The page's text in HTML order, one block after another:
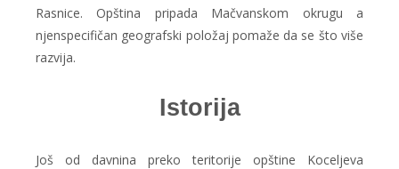
Rasnice. Opština pripada Mačvanskom okrugu a
njenspecifičan geografski položaj pomaže da se što više
razvija.
Istorija
Još od davnina preko teritorije opštine Koceljeva